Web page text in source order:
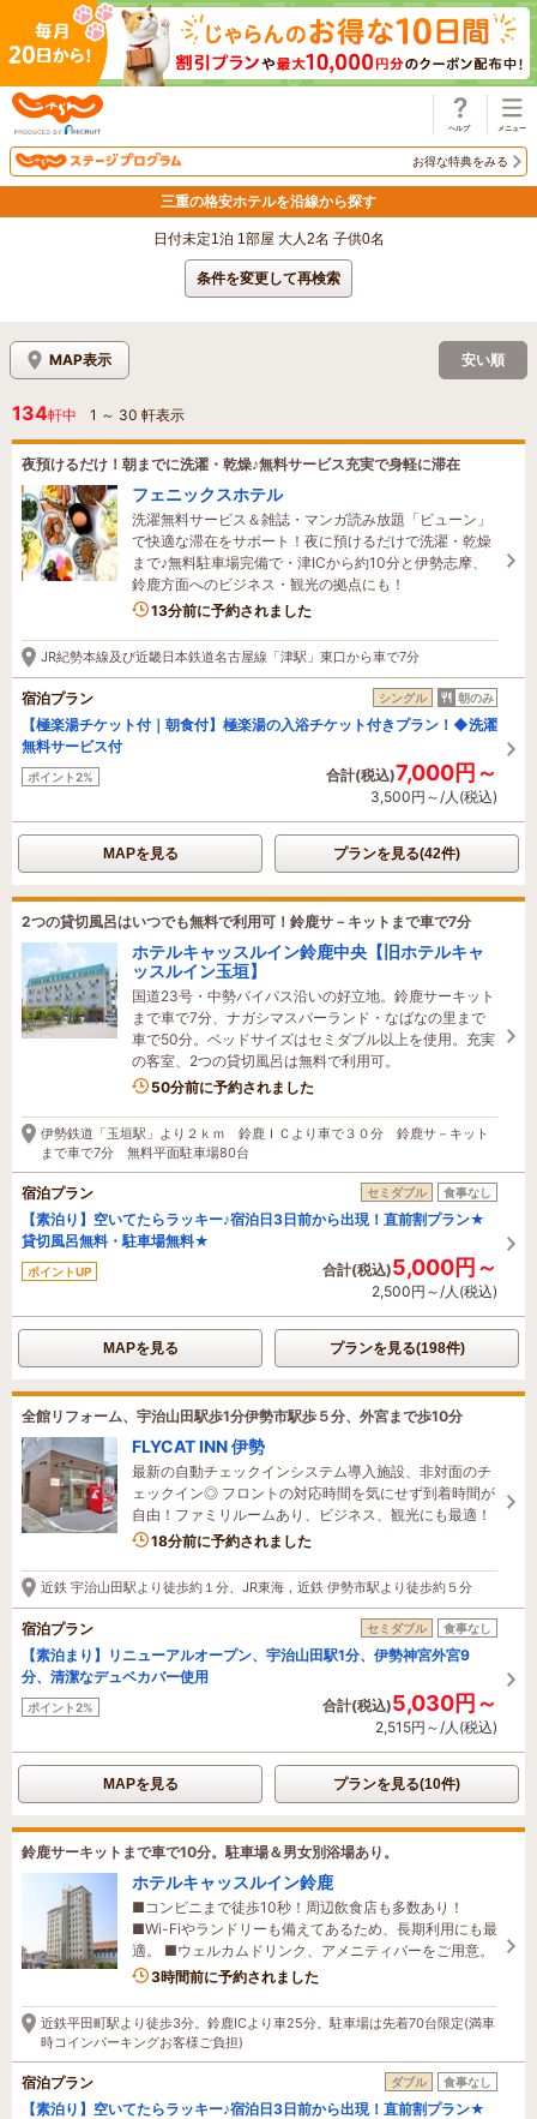
お得な特典をみる
三重の格安ホテルを沿線から探す
日付未定1泊 1部屋 大人2名 子供0名
条件を変更して再検索
MAP表示 安い順
134軒中 1 ～ 30 軒表示
夜預けるだけ！朝までに洗濯・乾燥♪無料サービス充実で身軽に滞在
フェニックスホテル
洗濯無料サービス＆雑誌・マンガ読み放題「ビューン」
で快適な滞在をサポート！夜に預けるだけで洗濯・乾燥
まで♪無料駐車場完備で・津ICから約10分と伊勢志摩、
鈴鹿方面へのビジネス・観光の拠点にも！
3名がこの宿を見ています
13分前に予約されました
JR紀勢本線及び近畿日本鉄道名古屋線「津駅」東口から車で7分
宿泊プラン シングル 朝のみ
【極楽湯チケット付｜朝食付】極楽湯の入浴チケット付きプラン！◆洗濯
無料サービス付
ポイント2% 合計(税込)7,000円～
3,500円～/人(税込)
MAPを見る プランを見る(42件)
2つの貸切風呂はいつでも無料で利用可！鈴鹿サ－キットまで車で7分
ホテルキャッスルイン鈴鹿中央【旧ホテルキャ
ッスルイン玉垣】
国道23号・中勢バイパス沿いの好立地。鈴鹿サーキット
まで車で7分、ナガシマスパーランド・なばなの里まで
車で50分。ベッドサイズはセミダブル以上を使用。充実
の客室、2つの貸切風呂は無料で利用可。
3名がこの宿を見ています
50分前に予約されました
伊勢鉄道「玉垣駅」より２ｋｍ 鈴鹿ＩＣより車で３０分 鈴鹿サ－キット
まで車で7分 無料平面駐車場80台
宿泊プラン セミダブル 食事なし
【素泊り】空いてたらラッキー♪宿泊日3日前から出現！直前割プラン★
貸切風呂無料・駐車場無料★
ポイントUP 合計(税込)5,000円～
2,500円～/人(税込)
MAPを見る プランを見る(198件)
全館リフォーム、宇治山田駅歩1分伊勢市駅歩５分、外宮まで歩10分
FLYCAT INN 伊勢
最新の自動チェックインシステム導入施設、非対面のチ
ェックイン◎ フロントの対応時間を気にせず到着時間が
自由！ファミリルームあり、ビジネス、観光にも最適！
2名がこの宿を見ています
18分前に予約されました
近鉄 宇治山田駅より徒歩約１分、JR東海，近鉄 伊勢市駅より徒歩約５分
宿泊プラン セミダブル 食事なし
【素泊まり】リニューアルオープン、宇治山田駅1分、伊勢神宮外宮9
分、清潔なデュベカバー使用
ポイント2% 合計(税込)5,030円～
2,515円～/人(税込)
MAPを見る プランを見る(10件)
鈴鹿サーキットまで車で10分。駐車場＆男女別浴場あり。
ホテルキャッスルイン鈴鹿
■コンビニまで徒歩10秒！周辺飲食店も多数あり！
■Wi-Fiやランドリーも備えてあるため、長期利用にも最
適。 ■ウェルカムドリンク、アメニティバーをご用意。
2名がこの宿を見ています
3時間前に予約されました
近鉄平田町駅より徒歩3分。鈴鹿ICより車25分。駐車場は先着70台限定(満車
時コインパーキングお客様ご負担)
宿泊プラン ダブル 食事なし
【素泊り】空いてたらラッキー♪宿泊日3日前から出現！直前割プラン★